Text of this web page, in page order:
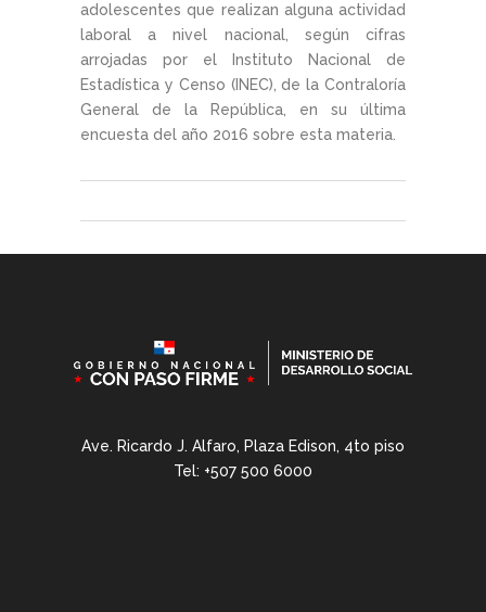
adolescentes que realizan alguna actividad
laboral a nivel nacional, según cifras
arrojadas por el Instituto Nacional de
Estadística y Censo (INEC), de la Contraloría
General de la República, en su última
encuesta del año 2016 sobre esta materia.
Ave. Ricardo J. Alfaro, Plaza Edison, 4to piso
Tel: +507 500 6000